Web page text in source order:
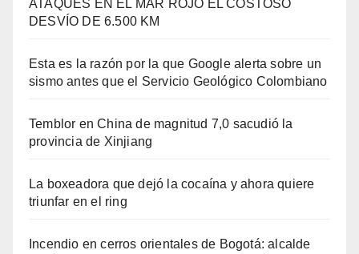
ATAQUES EN EL MAR ROJO EL COSTOSO
DESVÍO DE 6.500 KM
Esta es la razón por la que Google alerta sobre un
sismo antes que el Servicio Geológico Colombiano
Temblor en China de magnitud 7,0 sacudió la
provincia de Xinjiang
La boxeadora que dejó la cocaína y ahora quiere
triunfar en el ring​
Incendio en cerros orientales de Bogotá: alcalde